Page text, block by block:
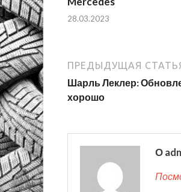
28.03.2023
ПРЕДЫДУЩАЯ
Шарль Леклер:
хорошо
О